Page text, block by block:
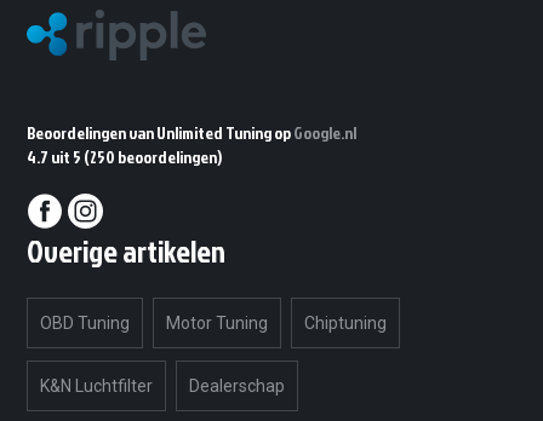
Beoordelingen van Unlimited Tuning opGoogle.nl
4.7 uit 5 (250 beoordelingen)
Overige artikelen
OBD Tuning Motor Tuning Chiptuning
K&N Luchtfilter Dealerschap